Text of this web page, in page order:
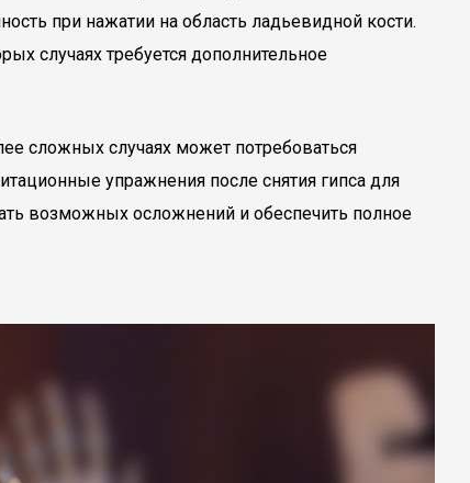
при нажатии на область ладьевидной кости.
случаях требуется дополнительное
сложных случаях может потребоваться
упражнения после снятия гипса для
возможных осложнений и обеспечить полное